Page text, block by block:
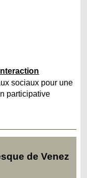
Interaction
sociaux pour une
participative
de Venez